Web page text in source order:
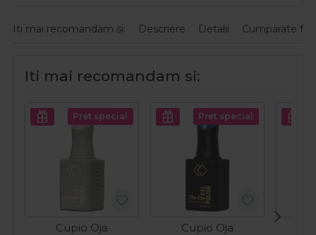
Iti mai recomandam si: Descriere Detalii Cumparate
Iti mai recomandam si:
Pret special
Cupio Oja
Pret special
Cupio Oja